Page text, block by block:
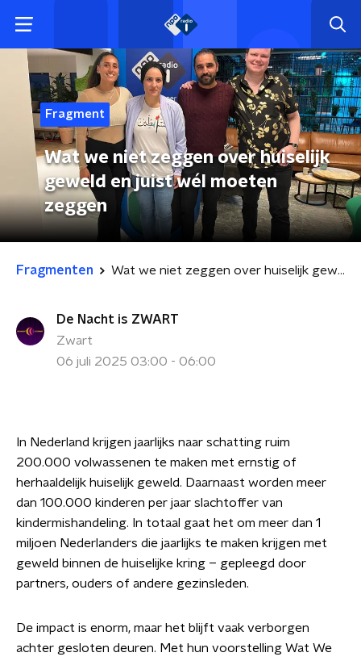
Fragment
Wat we niet zeggen over huiselijk
geweld en juist wél moeten
zeggen
Fragmenten Wat we niet zeggen over huiselijk geweld en juist wél moeten zeggen
De Nacht is ZWART
Zwart
06 juli 2025 03:00 - 06:00
In Nederland krijgen jaarlijks naar schatting ruim
200.000 volwassenen te maken met ernstig of
herhaaldelijk huiselijk geweld. Daarnaast worden meer
dan 100.000 kinderen per jaar slachtoffer van
kindermishandeling. In totaal gaat het om meer dan 1
miljoen Nederlanders die jaarlijks te maken krijgen met
geweld binnen de huiselijke kring – gepleegd door
partners, ouders of andere gezinsleden.
De impact is enorm, maar het blijft vaak verborgen
achter gesloten deuren. Met hun voorstelling Wat We